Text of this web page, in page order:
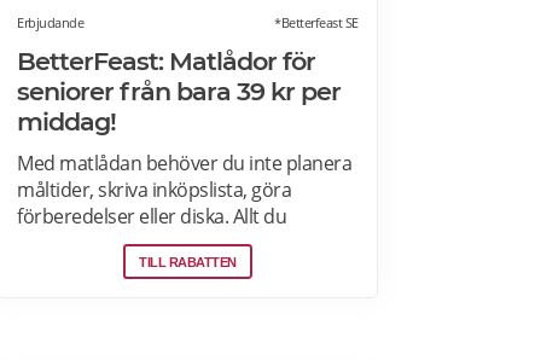
Erbjudande *Betterfeast SE
BetterFeast: Matlådor för
seniorer från bara 39 kr per
middag!
Med matlådan behöver du inte planera
måltider, skriva inköpslista, göra
förberedelser eller diska. Allt du
behöver göra är att värma maten och
så är det färdigt för servering!
TILL RABATTEN